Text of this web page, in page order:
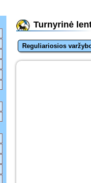
Turnyrinė
Reguliariosios